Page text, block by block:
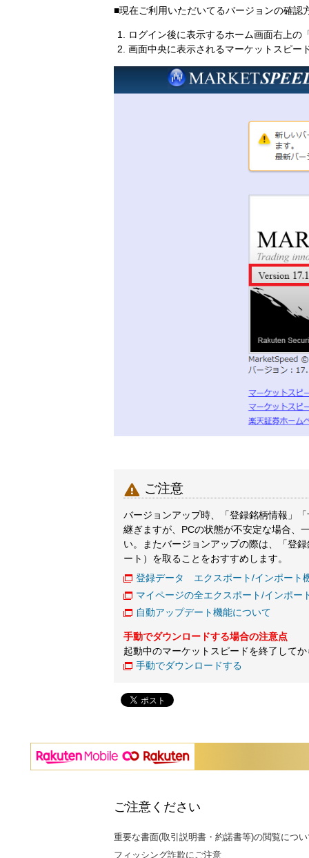
■現在ご利用いただいてるバージョンの確認
ログイン後に表示するホーム画面右上の
画面中央に表示されるマーケットスピー
 ご注意
バージョンアップ時、「登録銘柄情報」
継ぎますが、PCの状態が不安定な場合、
い。またバージョンアップの際は、「登
ート）を取ることをおすすめします。
登録データ エクスポート/インポート
マイページの全エクスポート/インポー
自動アップデート機能について
手動でダウンロードする場合の注意点
起動中のマーケットスピードを終了して
手動でダウンロードする
ご注意ください
重要な書面(取引説明書・約諾書等)の閲覧につ
フィッシング詐欺にご注意